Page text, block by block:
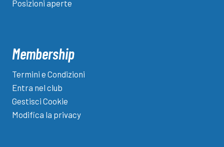
Posizioni aperte
Membership
Termini e Condizioni
Entra nel club
Gestisci Cookie
Modifica la privacy